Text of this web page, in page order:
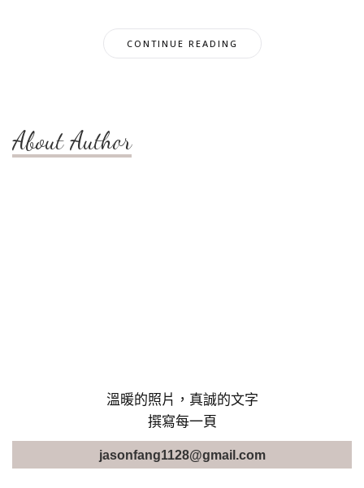
CONTINUE READING
About Author
溫暖的照片，真誠的文字
撰寫每一頁
jasonfang1128@gmail.com